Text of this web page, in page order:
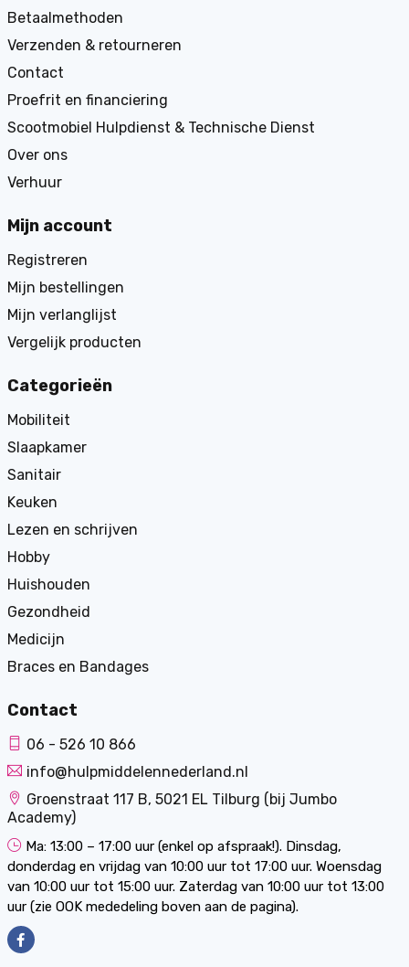
Betaalmethoden
Verzenden & retourneren
Contact
Proefrit en financiering
Scootmobiel Hulpdienst & Technische Dienst
Over ons
Verhuur
Mijn account
Registreren
Mijn bestellingen
Mijn verlanglijst
Vergelijk producten
Categorieën
Mobiliteit
Slaapkamer
Sanitair
Keuken
Lezen en schrijven
Hobby
Huishouden
Gezondheid
Medicijn
Braces en Bandages
Contact
06 - 526 10 866
info@hulpmiddelennederland.nl
Groenstraat 117 B, 5021 EL Tilburg (bij Jumbo
Academy)
Ma: 13:00 – 17:00 uur (enkel op afspraak!). Dinsdag,
donderdag en vrijdag van 10:00 uur tot 17:00 uur. Woensdag
van 10:00 uur tot 15:00 uur. Zaterdag van 10:00 uur tot 13:00
uur (zie OOK mededeling boven aan de pagina).